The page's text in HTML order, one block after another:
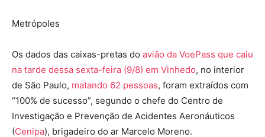
Metrópoles
Os dados das caixas-pretas do avião da VoePass que caiu
na tarde dessa sexta-feira (9/8) em Vinhedo, no interior
de São Paulo, matando 62 pessoas, foram extraídos com
“100% de sucesso”, segundo o chefe do Centro de
Investigação e Prevenção de Acidentes Aeronáuticos
(Cenipa), brigadeiro do ar Marcelo Moreno.